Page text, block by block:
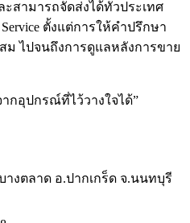
สามารถจัดส่งได้ทั่วประเทศ
ตั้งแต่การให้คำปรึกษา
ไปจนถึงการดูแลหลังการขาย
กอุปกรณ์ที่ไว้วางใจได้”
างตลาด อ.ปากเกร็ด จ.นนทบุรี